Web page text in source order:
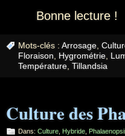
Bonne lecture !
Mots-clés : Arrosage,
Floraison, Hygrométrie,
Température, Tillandsia
Culture des
Dans: Culture Hybride